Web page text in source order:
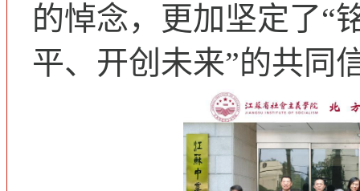
的悼念，更加坚定了“
平、开创未来”的共同